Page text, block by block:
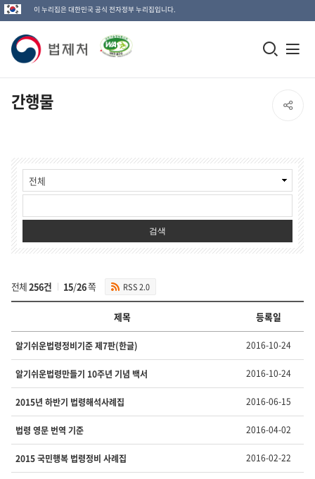
이 누리집은 대한민국 공식 전자정부 누리집입니다.
법
제
처
고
모
창
기
간행물 SNS
유
열
간
행
물
검
색
검색
전체256건 15/26쪽 RSS 2.0
행
물
의
번
호,
제
목,
등
록
일
제목 등록일
알기쉬운법령정비기준 제7판(한글) 2016-10-24
알기쉬운법령만들기 10주년 기념 백서 2016-10-24
2015년 하반기 법령해석사례집 2016-06-15
법령 영문 번역 기준 2016-04-02
2015 국민행복 법령정비 사례집 2016-02-22